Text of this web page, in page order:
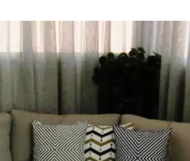
CONTACTEZ NOUS
: ALM-0003
dans le secteur
a étéloué
constante de ce
de confort et de